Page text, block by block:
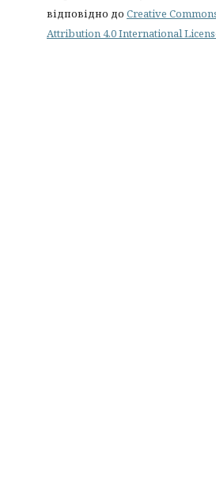
відповідно до Creative
Attribution 4.0 International